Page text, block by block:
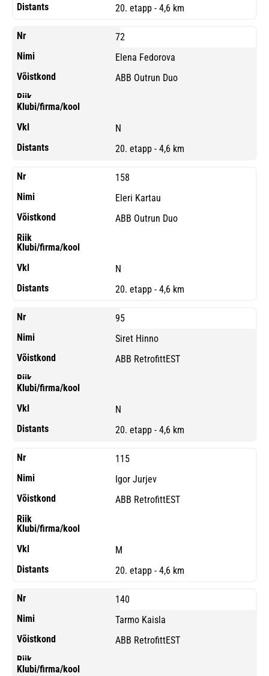
20. etapp - 4,6 km
72
Elena Fedorova
ABB Outrun Duo
N
20. etapp - 4,6 km
158
Eleri Kartau
ABB Outrun Duo
N
20. etapp - 4,6 km
95
Siret Hinno
ABB RetrofittEST
N
20. etapp - 4,6 km
115
Igor Jurjev
ABB RetrofittEST
M
20. etapp - 4,6 km
140
Tarmo Kaisla
ABB RetrofittEST